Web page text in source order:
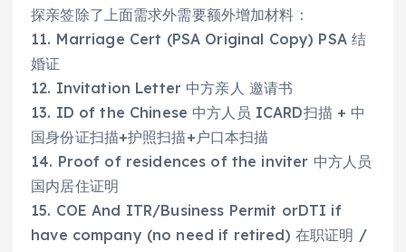
探亲签除了上面需求外需要额外增加材料：
11. Marriage Cert (PSA Original Copy) PSA 结
婚证
12. Invitation Letter 中方亲人 邀请书
13. ID of the Chinese 中方人员 ICARD扫描 + 中
国身份证扫描+护照扫描+户口本扫描
14. Proof of residences of the inviter 中方人员
国内居住证明
15. COE And ITR/Business Permit orDTI if
have company (no need if retired) 在职证明 /